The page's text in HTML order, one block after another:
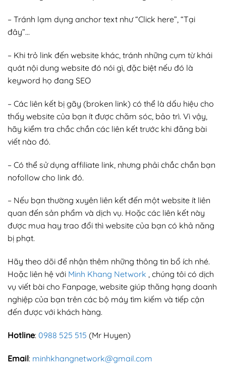
– Tránh lạm dụng anchor text như “Click here”, “Tại
đây”…
– Khi trỏ link đến website khác, tránh những cụm từ khái
quát nội dung website đó nói gì, đặc biệt nếu đó là
keyword họ đang SEO
– Các liên kết bị gãy (broken link) có thể là dấu hiệu cho
thấy website của bạn ít được chăm sóc, bảo trì. Vì vậy,
hãy kiểm tra chắc chắn các liên kết trước khi đăng bài
viết nào đó.
– Có thể sử dụng affiliate link, nhưng phải chắc chắn bạn
nofollow cho link đó.
– Nếu bạn thường xuyên liên kết đến một website ít liên
quan đến sản phẩm và dịch vụ. Hoặc các liên kết này
được mua hay trao đổi thì website của bạn có khả năng
bị phạt.
Hãy theo dõi để nhận thêm những thông tin bổ ích nhé.
Hoặc liên hệ với Minh Khang Network , chúng tôi có dịch
vụ viết bài cho Fanpage, website giúp thăng hạng doanh
nghiệp của bạn trên các bộ máy tìm kiếm và tiếp cận
đến được với khách hàng.
Hotline: 0988 525 515 (Mr Huyen)
Email: minhkhangnetwork@gmail.com